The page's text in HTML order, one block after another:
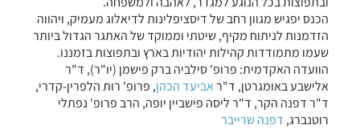
הכנס יפגיש מגוון רחב של דיסציפלינות לדיאלוג מעמיק, ויהווה
הזדמנות לניתוח מקיף, שיטתי וממוקד של האתגר הגדול ביותר
שעמו מתמודדות קהילות יהודיות בארץ ובתפוצות בזמננו.
הוועדה האקדמית: פרופ' סילביה ברק פישמן (יו"ר), ד"ר
אלישבע באומגרטן, ד"ראביעד הכהן, פרופ' רות הלפרין-קדרי,
ד"ר דפנה הקר, ד"ר ליסה פישביין יופה, הרב פרופ' נפתלי
רוטנברג, דפנה שרייבר